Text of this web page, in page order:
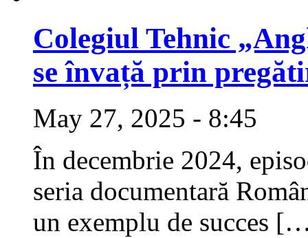
Colegiul Tehnic
se învață prin
May 27, 2025 - 8:45
În decembrie 2024,
seria documentară
un exemplu de succes